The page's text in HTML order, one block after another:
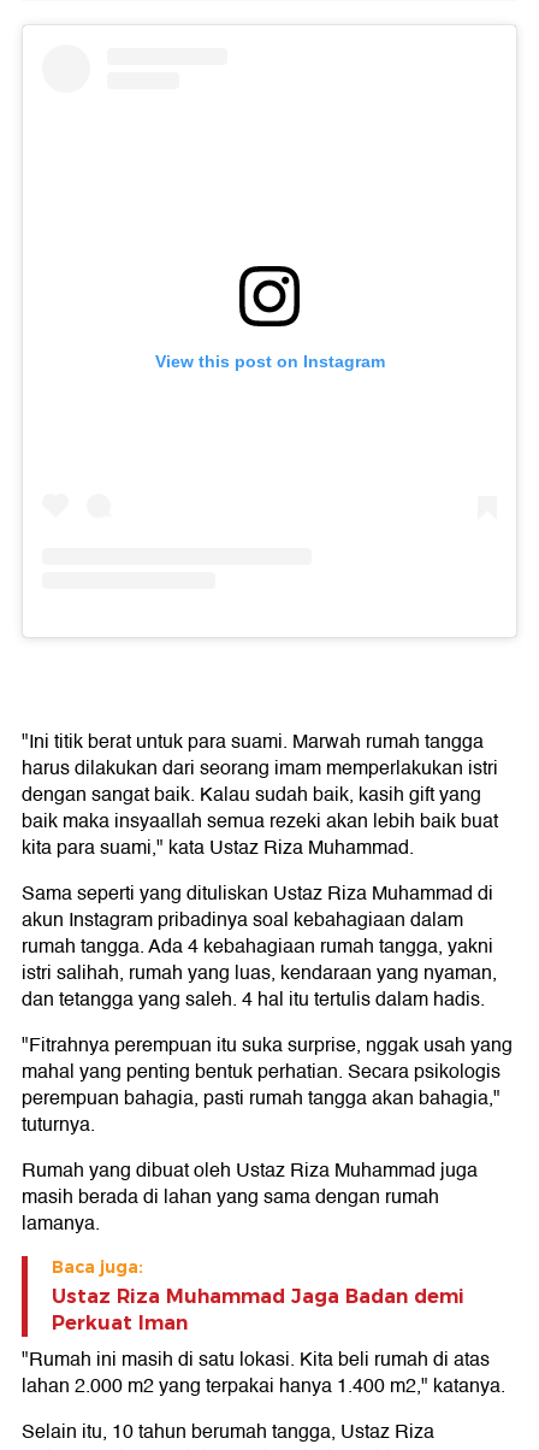
View this post on Instagram
"Ini titik berat untuk para suami. Marwah rumah tangga
harus dilakukan dari seorang imam memperlakukan istri
dengan sangat baik. Kalau sudah baik, kasih gift yang
baik maka insyaallah semua rezeki akan lebih baik buat
kita para suami," kata Ustaz Riza Muhammad.
Sama seperti yang dituliskan Ustaz Riza Muhammad di
akun Instagram pribadinya soal kebahagiaan dalam
rumah tangga. Ada 4 kebahagiaan rumah tangga, yakni
istri salihah, rumah yang luas, kendaraan yang nyaman,
dan tetangga yang saleh. 4 hal itu tertulis dalam hadis.
"Fitrahnya perempuan itu suka surprise, nggak usah yang
mahal yang penting bentuk perhatian. Secara psikologis
perempuan bahagia, pasti rumah tangga akan bahagia,"
tuturnya.
Rumah yang dibuat oleh Ustaz Riza Muhammad juga
masih berada di lahan yang sama dengan rumah
lamanya.
Baca juga:
Ustaz Riza Muhammad Jaga Badan demi
Perkuat Iman
"Rumah ini masih di satu lokasi. Kita beli rumah di atas
lahan 2.000 m2 yang terpakai hanya 1.400 m2," katanya.
Selain itu, 10 tahun berumah tangga, Ustaz Riza